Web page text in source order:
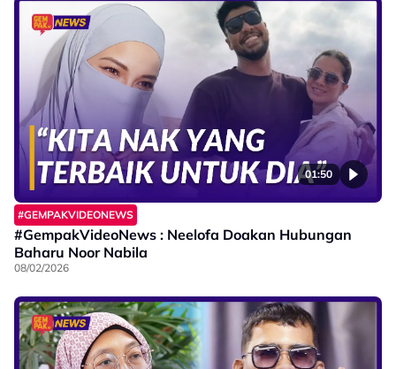
01:50
#GEMPAKVIDEONEWS
#GempakVideoNews : Neelofa Doakan Hubungan
Baharu Noor Nabila
08/02/2026